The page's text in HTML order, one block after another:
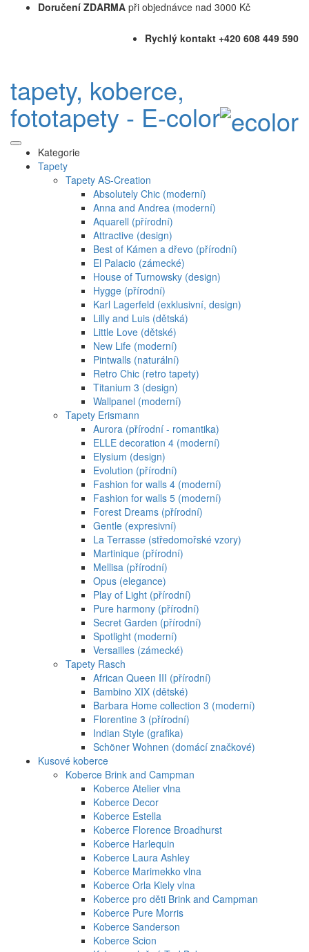
Doručení ZDARMA při objednávce nad 3000 Kč
Rychlý kontakt +420 608 449 590
tapety, koberce,
fototapety - E-color
Kategorie
Tapety
Tapety AS-Creation
Absolutely Chic (moderní)
Anna and Andrea (moderní)
Aquarell (přírodní)
Attractive (design)
Best of Kámen a dřevo (přírodní)
El Palacio (zámecké)
House of Turnowsky (design)
Hygge (přírodní)
Karl Lagerfeld (exklusivní, design)
Lilly and Luis (dětská)
Little Love (dětské)
New Life (moderní)
Pintwalls (naturální)
Retro Chic (retro tapety)
Titanium 3 (design)
Wallpanel (moderní)
Tapety Erismann
Aurora (přírodní - romantika)
ELLE decoration 4 (moderní)
Elysium (design)
Evolution (přírodní)
Fashion for walls 4 (moderní)
Fashion for walls 5 (moderní)
Forest Dreams (přírodní)
Gentle (expresivní)
La Terrasse (středomořské vzory)
Martinique (přírodní)
Mellisa (přírodní)
Opus (elegance)
Play of Light (přírodní)
Pure harmony (přírodní)
Secret Garden (přírodní)
Spotlight (moderní)
Versailles (zámecké)
Tapety Rasch
African Queen III (přírodní)
Bambino XIX (dětské)
Barbara Home collection 3 (moderní)
Florentine 3 (přírodní)
Indian Style (grafika)
Schöner Wohnen (domácí značkové)
Kusové koberce
Koberce Brink and Campman
Koberce Atelier vlna
Koberce Decor
Koberce Estella
Koberce Florence Broadhurst
Koberce Harlequin
Koberce Laura Ashley
Koberce Marimekko vlna
Koberce Orla Kiely vlna
Koberce pro děti Brink and Campman
Koberce Pure Morris
Koberce Sanderson
Koberce Scion